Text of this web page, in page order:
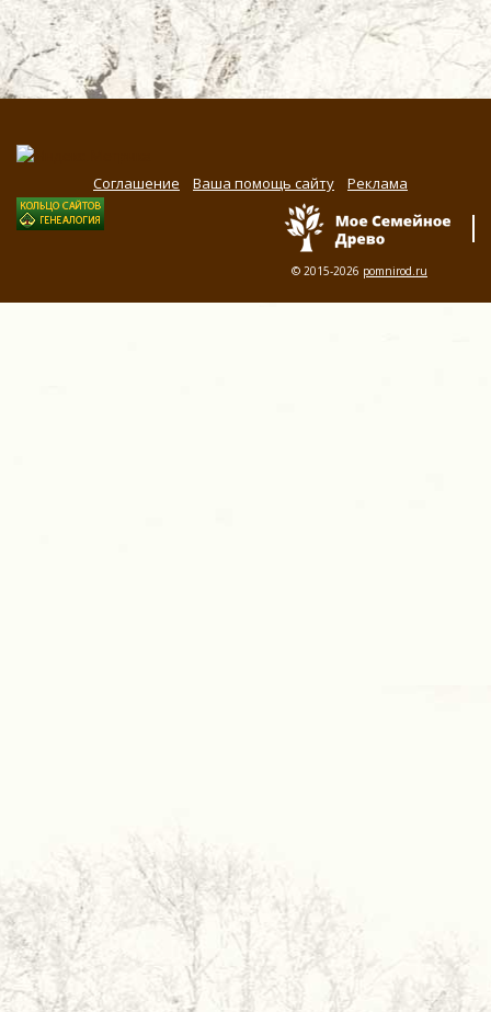
Соглашение Ваша помощь сайту Реклама
© 2015-2026 pomnirod.ru